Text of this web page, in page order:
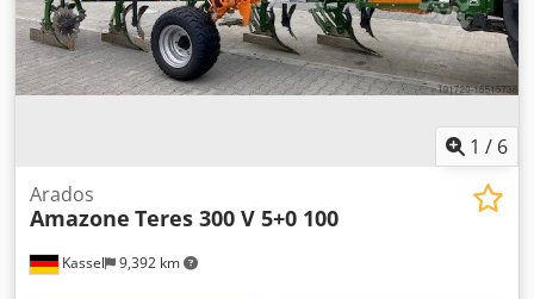
1 / 6
Kassel 9,392 km
Arados
Amazone Teres 300 V 5+0 100